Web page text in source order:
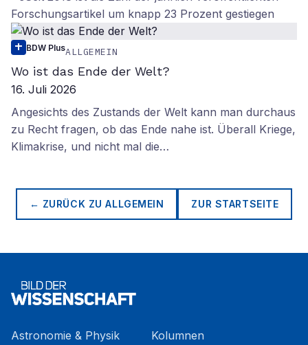
Forschungsartikel um knapp 23 Prozent gestiegen
BDW PlusALLGEMEIN
Wo ist das Ende der Welt?
16. Juli 2026
Angesichts des Zustands der Welt kann man durchaus
zu Recht fragen, ob das Ende nahe ist. Überall Kriege,
Klimakrise, und nicht mal die…
← ZURÜCK ZUALLGEMEIN ZUR STARTSEITE
Astronomie & Physik
Kolumnen